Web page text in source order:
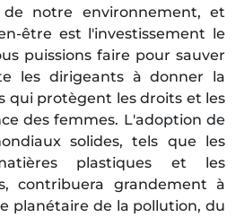
notre environnement, et
être est l'investissement le
puissions faire pour sauver
les dirigeants à donner la
qui protègent les droits et les
des femmes. L'adoption de
solides, tels que les
plastiques et les
contribuera grandement à
planétaire de la pollution, du